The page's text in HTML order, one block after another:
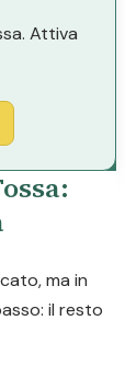
Attiva
ma in
il resto